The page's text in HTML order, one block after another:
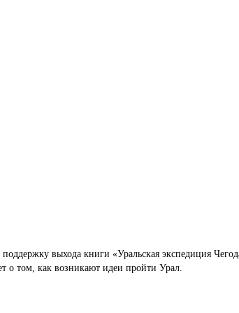
поддержку выхода книги «Уральская экспедиция
о том, как возникают идеи пройти Урал.